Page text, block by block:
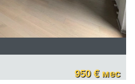
950 € мес